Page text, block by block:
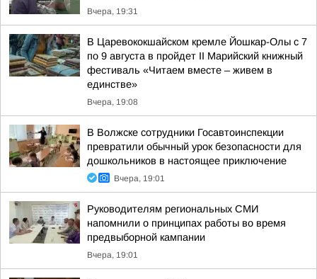
Вчера, 19:31
В Царевококшайском кремле Йошкар-Олы с 7
по 9 августа в пройдет II Марийский книжный
фестиваль «Читаем вместе – живем в
единстве»
Вчера, 19:08
В Волжске сотрудники Госавтоинспекции
превратили обычный урок безопасности для
дошкольников в настоящее приключение
Вчера, 19:01
Руководителям региональных СМИ
напомнили о принципах работы во время
предвыборной кампании
Вчера, 19:01